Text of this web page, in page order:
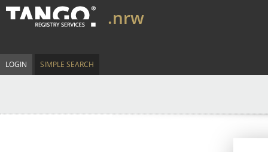
.nrw
LOGIN SIMPLE SEARCH